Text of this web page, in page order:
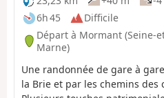
6h 45
Difficile
Départ à Mormant (Seine-
Marne)
Une randonnée de gare à
la Brie et par les chemins des